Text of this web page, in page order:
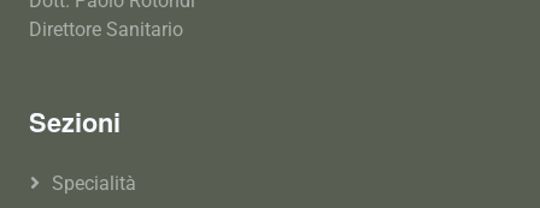
Direttore Sanitario
Sezioni
Specialità